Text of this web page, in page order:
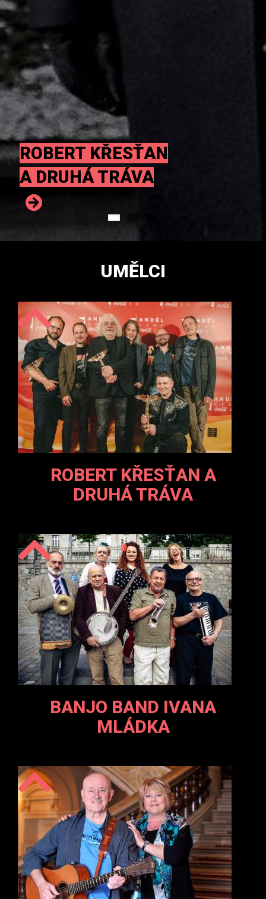
ROBERT KŘESŤAN
A DRUHÁ TRÁVA
JAVORY
AG FLEK
UMĚLCI
ROBERT KŘESŤAN A
DRUHÁ TRÁVA
BANJO BAND IVANA
MLÁDKA